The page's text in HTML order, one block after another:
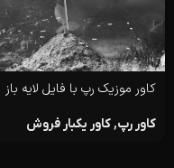
کاور موزیک رپ با فایل لایه باز
کاور رپ, کاور یکبار فروش